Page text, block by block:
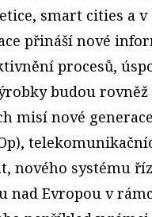
smart cities a v
přináší nové
procesů,
budou
misí nové generace
nového systému
nad Evropou v